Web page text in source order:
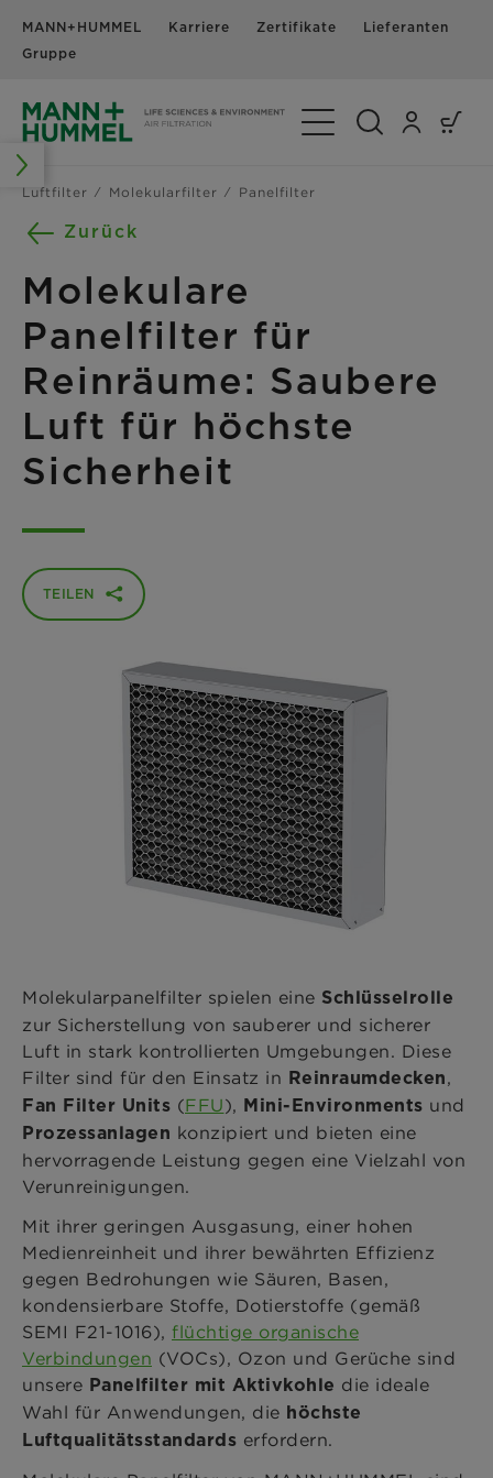
MANN+HUMMEL
Gruppe
Karriere Zertifikate Lieferanten
Navigation
Luftfilter Molekularfilter Panelfilter
Zurück
Molekulare
Panelfilter für
Reinräume: Saubere
Luft für höchste
Sicherheit
TEILEN
Molekularpanelfilter spielen eine Schlüsselrolle
zur Sicherstellung von sauberer und sicherer
Luft in stark kontrollierten Umgebungen. Diese
Filter sind für den Einsatz in Reinraumdecken,
Fan Filter Units (FFU), Mini-Environments und
Prozessanlagen konzipiert und bieten eine
hervorragende Leistung gegen eine Vielzahl von
Verunreinigungen.
Mit ihrer geringen Ausgasung, einer hohen
Medienreinheit und ihrer bewährten Effizienz
gegen Bedrohungen wie Säuren, Basen,
kondensierbare Stoffe, Dotierstoffe (gemäß
SEMI F21-1016), flüchtige organische
Verbindungen (VOCs), Ozon und Gerüche sind
unsere Panelfilter mit Aktivkohle die ideale
Wahl für Anwendungen, die höchste
Luftqualitätsstandards erfordern.